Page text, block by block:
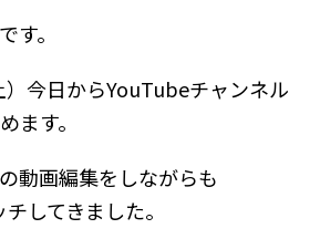
す。
今日からYouTubeチャンネル
ます。
動画編集をしながらも
してきました。